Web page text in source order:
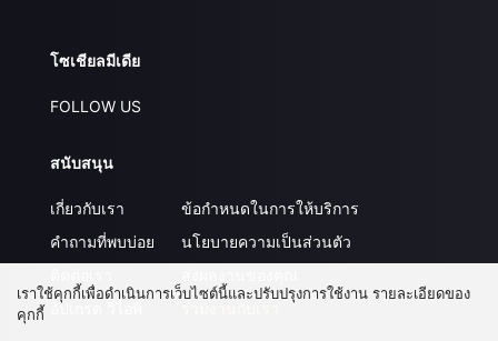
โซเชียลมีเดีย
FOLLOW US
สนับสนุน
เกี่ยวกับเรา
คำถามที่พบบ่อย
อัปเกรด วีไอพี
ข้อกำหนดในการให้บริการ
นโยบายความเป็นส่วนตัว
เราใช้คุกกี้เพื่อดำเนินการเว็บไซต์นี้และปรับปรุงการใช้งาน รายละเอียดของ
คุกกี้